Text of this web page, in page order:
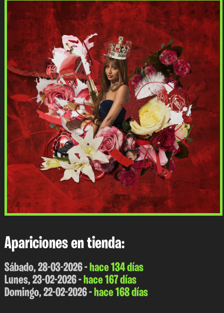
Apariciones en tienda:
Sábado, 28-03-2026 -hace 134 días
Lunes, 23-02-2026 -hace 167 días
Domingo, 22-02-2026 -hace 168 días